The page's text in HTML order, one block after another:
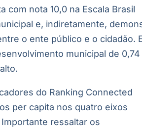
com nota 10,0 na Escala Brasil
e, indiretamente,
o ente público e o cidadão.
municipal de 0,74
do Ranking Connected
per capita nos quatro eixos
ressaltar os